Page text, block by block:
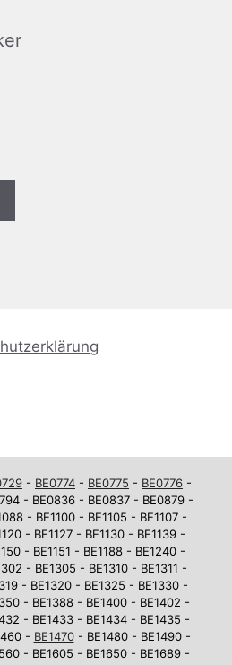
- BE0774 - BE0775 - BE0776 -
- BE0836 - BE0837 - BE0879 -
- BE1100 - BE1105 - BE1107 -
- BE1127 - BE1130 - BE1139 -
- BE1151 - BE1188 - BE1240 -
- BE1305 - BE1310 - BE1311 -
- BE1320 - BE1325 - BE1330 -
- BE1388 - BE1400 - BE1402 -
- BE1433 - BE1434 - BE1435 -
- BE1470- BE1480 - BE1490 -
- BE1605 - BE1650 - BE1689 -